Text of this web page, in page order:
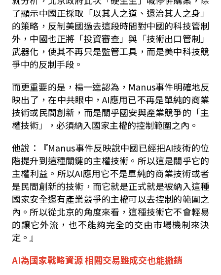
了顯示中國正採取「以其人之道、還治其人之身」
的策略，反制美國過去這段時間對中國的科技管制
外，中國也正將「投資審查」與「技術出口管制」
武器化，使其不再只是監管工具，而是美中科技競
爭中的反制手段。
而更重要的是，楊一逵認為， Manus事件明確地反
映出了，在中共眼中，AI應用已不再是單純的商業
技術或民間創新，而是關乎國安與產業競爭的「主
權技術」，必須納入國家主權的控制範圍之內。
他說：『Manus事件反映說中國已經把AI技術的位
階提升到這種關鍵的主權技術。所以這是關乎它的
主權利益。所以AI應用它不是單純的商業技術或者
是民間創新的技術，而它就是正式就是被納入這種
國家安全還有產業競爭的主權可以去控制的範圍之
內。所以從北京的角度來看，這種技術它不會輕易
的讓它外流，也不能夠完全的交由市場機制來決
定。』
AI為國家戰略資源 相關交易雖成交也能撤銷